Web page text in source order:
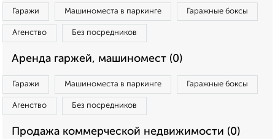
Гаражи Машиноместа в паркинге Гаражные боксы
Агенство Без посредников
Аренда гаржей, машиномест (0)
Гаражи Машиноместа в паркинге Гаражные боксы
Агенство Без посредников
Продажа коммерческой недвижимости (0)